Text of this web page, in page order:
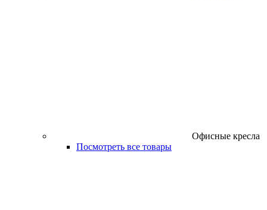
Офисные кресла
Посмотреть все товары